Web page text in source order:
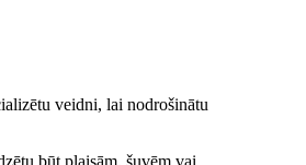
veidni, lai nodrošinātu
būt plaisām, šuvēm vai